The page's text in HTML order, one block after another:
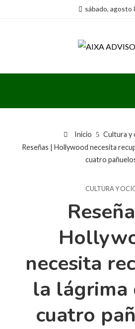
sábado, agosto
Inicio
Cultura y
Reseñas | Hollywood necesita
cuatro
CULTURA Y
necesita
la lágrima
cuatro